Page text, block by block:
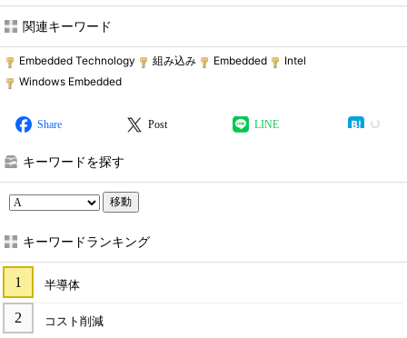
関連キーワード
Embedded Technology 組み込み Embedded
Intel
Windows Embedded
Share Post LINE
キーワードを探す
移動
キーワードランキング
半導体
コスト削減